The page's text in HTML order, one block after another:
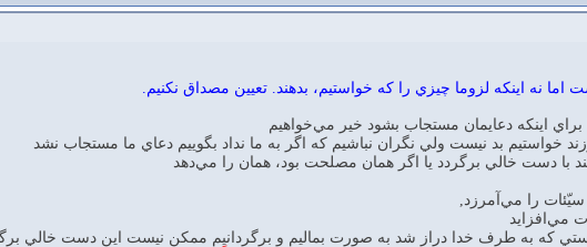
نه اينكه لزوما چيزي را كه خواستيم، بدهند. تعيين مصداق نكنيم.
براي اينكه دعايمان مستجاب بشود خير مي‌خواهيم
خواستيم بد نيست ولي نگران نباشيم كه اگر به ما نداد بگوييم دعاي ما مستجاب نشد
با دست خالي برگردد يا اگر همان مصلحت بود، همان را مي‌دهد
سيّئات را مي‌آمرزد,
مي‌افزايد
كه به طرف خدا دراز شد به صورت بماليم و برگردانيم ممكن نيست اين دست خالي